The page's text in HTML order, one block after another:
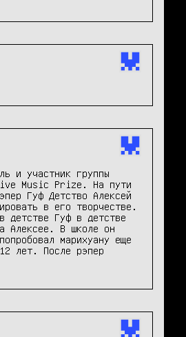
и участник группы
Music Prize. На пути
Гуф Детство Алексей
в его творчестве.
детстве Гуф в детстве
Алексее. В школе он
марихуану еще
лет. После рэпер